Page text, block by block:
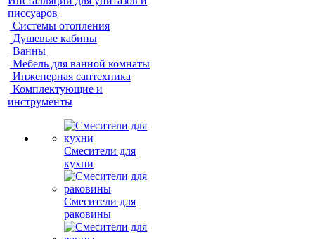
писсуаров
Системы отопления
Душевые кабины
Ванны
Мебель для ванной комнаты
Инженерная сантехника
Комплектующие и
инструменты
Смесители для
кухни
Смесители для
раковины